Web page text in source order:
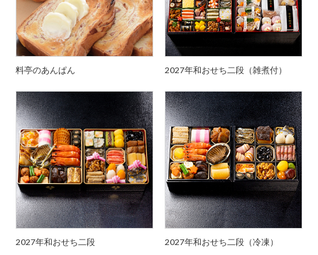
料亭のあんぱん 2027年和おせち二段（雑煮付）
2027年和おせち二段 2027年和おせち二段（冷凍）